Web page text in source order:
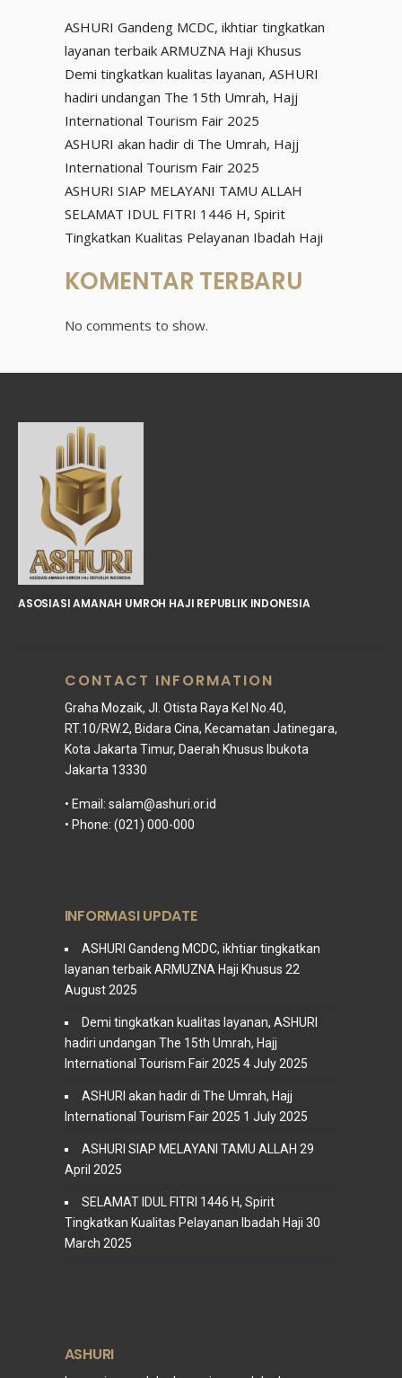
ASHURI Gandeng MCDC, ikhtiar tingkatkan
layanan terbaik ARMUZNA Haji Khusus
Demi tingkatkan kualitas layanan, ASHURI
hadiri undangan The 15th Umrah, Hajj
International Tourism Fair 2025
ASHURI akan hadir di The Umrah, Hajj
International Tourism Fair 2025
ASHURI SIAP MELAYANI TAMU ALLAH
SELAMAT IDUL FITRI 1446 H, Spirit
Tingkatkan Kualitas Pelayanan Ibadah Haji
KOMENTAR TERBARU
No comments to show.
ASOSIASI AMANAH UMROH HAJI REPUBLIK INDONESIA
CONTACT INFORMATION
Graha Mozaik, Jl. Otista Raya Kel No.40,
RT.10/RW.2, Bidara Cina, Kecamatan Jatinegara,
Kota Jakarta Timur, Daerah Khusus Ibukota
Jakarta 13330
• Email: salam@ashuri.or.id
• Phone: (021) 000-000
INFORMASI UPDATE
ASHURI Gandeng MCDC, ikhtiar tingkatkan
layanan terbaik ARMUZNA Haji Khusus 22
August 2025
Demi tingkatkan kualitas layanan, ASHURI
hadiri undangan The 15th Umrah, Hajj
International Tourism Fair 2025 4 July 2025
ASHURI akan hadir di The Umrah, Hajj
International Tourism Fair 2025 1 July 2025
ASHURI SIAP MELAYANI TAMU ALLAH 29
April 2025
SELAMAT IDUL FITRI 1446 H, Spirit
Tingkatkan Kualitas Pelayanan Ibadah Haji 30
March 2025
ASHURI